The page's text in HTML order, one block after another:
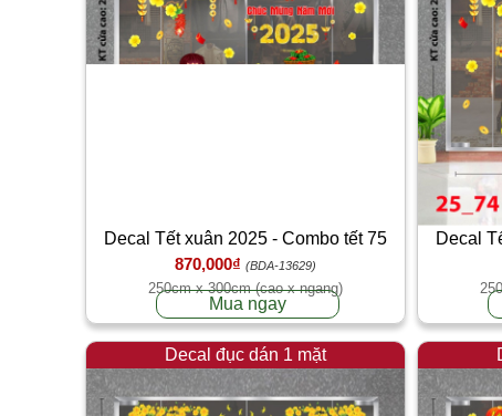
Decal Tết xuân 2025 - Combo tết 75
870,000₫ (BDA-13629)
250cm x 300cm (cao x ngang)
Mua ngay
Decal
Decal đục dán 1 mặt